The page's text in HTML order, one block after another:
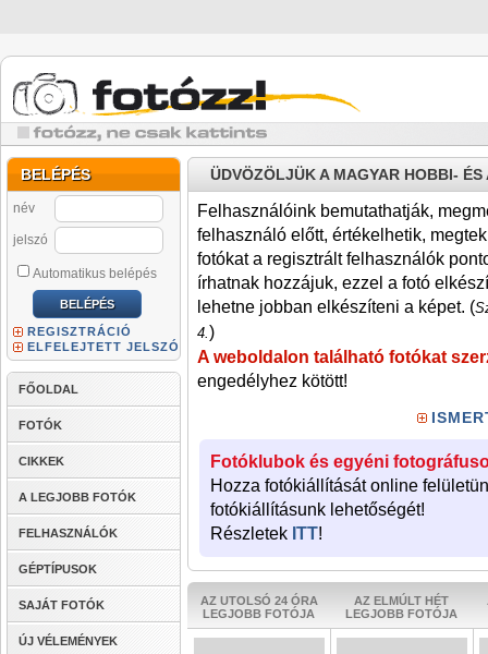
BELÉPÉS
név
jelszó
Automatikus belépés
REGISZTRÁCIÓ
ELFELEJTETT JELSZÓ
FŐOLDAL
FOTÓK
CIKKEK
A LEGJOBB FOTÓK
FELHASZNÁLÓK
GÉPTÍPUSOK
SAJÁT FOTÓK
ÚJ VÉLEMÉNYEK
ÜDVÖZÖLJÜK A MAGYAR HOBBI-
Felhasználóink bemutathatják,
felhasználó előtt, értékelhetik,
fotókat a regisztrált felhasználók
írhatnak hozzájuk, ezzel a fotó
lehetne jobban elkészíteni a képet. (
4.)
A weboldalon található fotókat
engedélyhez kötött!
Fotóklubok és egyéni
Hozza fotókiállítását online
fotókiállításunk lehetőségét!
Részletek ITT!
AZ UTOLSÓ 24 ÓRA
LEGJOBB FOTÓJA
AZ ELMÚLT HÉT
LEGJOBB FOTÓJA